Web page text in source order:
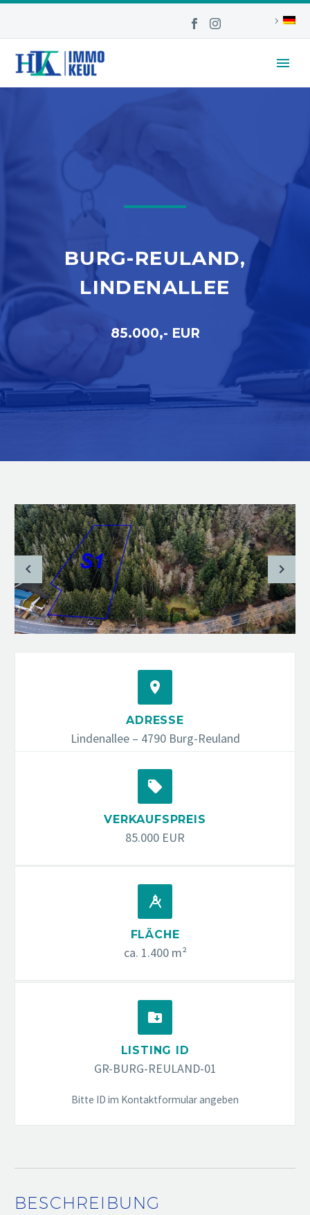
BURG-REULAND,
LINDENALLEE
85.000,- EUR


ADRESSE
Lindenallee – 4790 Burg-Reuland


VERKAUFSPREIS
85.000 EUR


FLÄCHE
ca. 1.400 m²


LISTING ID
GR-BURG-REULAND-01
Bitte ID im Kontaktformular angeben
BESCHREIBUNG